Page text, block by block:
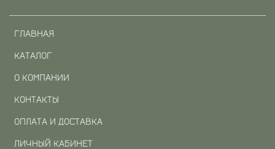
ГЛАВНАЯ
КАТАЛОГ
О КОМПАНИИ
КОНТАКТЫ
ОПЛАТА И ДОСТАВКА
ЛИЧНЫЙ КАБИНЕТ